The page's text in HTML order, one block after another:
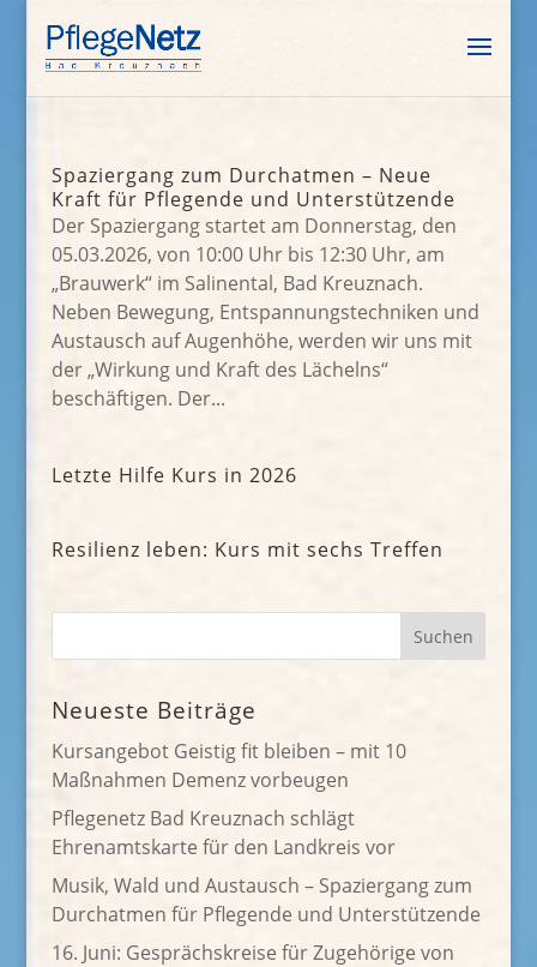
Spaziergang zum Durchatmen – Neue
Kraft für Pflegende und Unterstützende
Der Spaziergang startet am Donnerstag, den
05.03.2026, von 10:00 Uhr bis 12:30 Uhr, am
„Brauwerk“ im Salinental, Bad Kreuznach.
Neben Bewegung, Entspannungstechniken und
Austausch auf Augenhöhe, werden wir uns mit
der „Wirkung und Kraft des Lächelns“
beschäftigen. Der...
Letzte Hilfe Kurs in 2026
Resilienz leben: Kurs mit sechs Treffen
Neueste Beiträge
Kursangebot Geistig fit bleiben – mit 10
Maßnahmen Demenz vorbeugen
Pflegenetz Bad Kreuznach schlägt
Ehrenamtskarte für den Landkreis vor
Musik, Wald und Austausch – Spaziergang zum
Durchatmen für Pflegende und Unterstützende
16. Juni: Gesprächskreise für Zugehörige von